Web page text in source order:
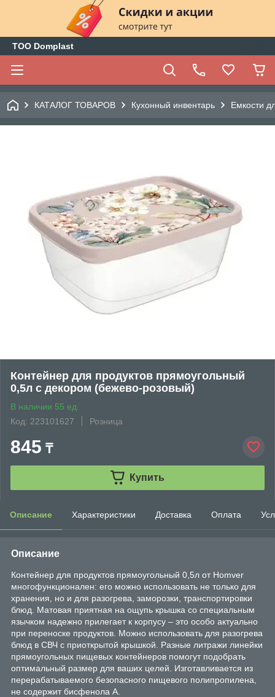
ТОО Domplast
КАТАЛОГ ТОВАРОВ Кухонный инвентарь Емкости
Контейнер для продуктов прямоугольный
0,5л с декором (бежево-розовый)
В наличии 55 ед.
Код: 223101627
Розница
845 ₸
Купить
Описание Характеристики Доставка Оплата
Описание
Контейнер для продуктов прямоугольный 0,5л от Homver
многофункционален: его можно использовать не только для
хранения, но и для разогрева, заморозки, транспортировки
блюд. Матовая приятная на ощупь крышка со специальным
язычком надежно прилегает к корпусу – это особо актуально
при переноске продуктов. Можно использовать для разогрева
блюд в СВЧ с приоткрытой крышкой. Разные литражи линейки
прямоугольных пищевых контейнеров помогут подобрать
оптимальный размер для ваших целей. Изготавливается из
перерабатываемого безопасного пищевого полипропилена,
не содержит бисфенола А.